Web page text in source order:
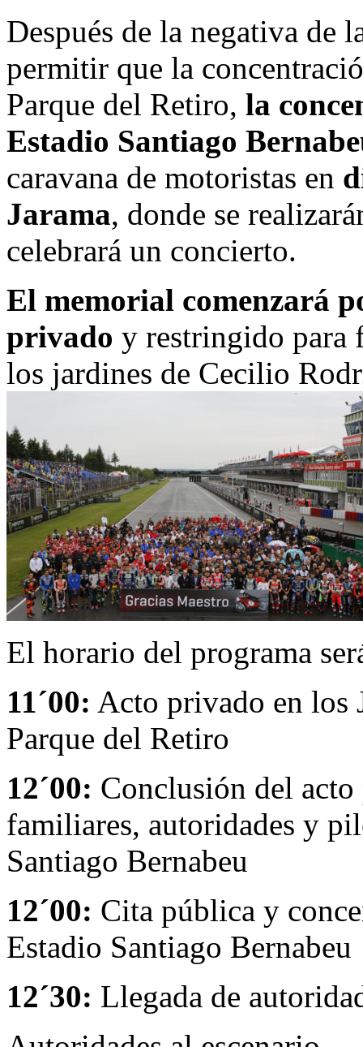
Después de la negativa de
permitir que la
Parque del Retiro, la
Estadio Santiago
caravana de motoristas en
Jarama, donde se
celebrará un concierto.
El memorial comenzará
privado y restringido para
los jardines de Cecilio
El horario del programa
11´00: Acto privado en los
Parque del Retiro
12´00: Conclusión del
familiares, autoridades y
Santiago Bernabeu
12´00: Cita pública y
Estadio Santiago Bernabeu
12´30: Llegada de